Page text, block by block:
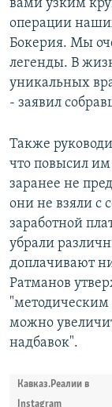
вами узким
операции
Бокерия. Мы
легенды. В
уникальных
- заявил
Также
что повысил
заранее не
они не взяли с
заработной
убрали
доплачивают
Ратманов
"методическим
можно
надбавок".
Кавказ.Реалии в
Instagram